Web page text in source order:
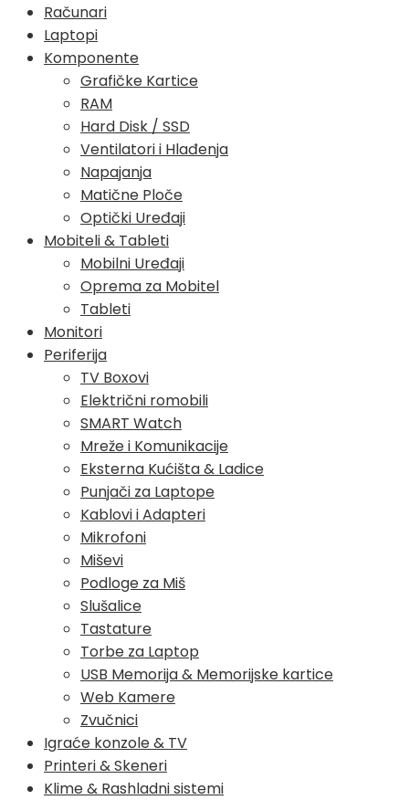
Računari
Laptopi
Komponente
Grafičke Kartice
RAM
Hard Disk / SSD
Ventilatori i Hlađenja
Napajanja
Matične Ploče
Optički Uređaji
Mobiteli & Tableti
Mobilni Uređaji
Oprema za Mobitel
Tableti
Monitori
Periferija
TV Boxovi
Električni romobili
SMART Watch
Mreže i Komunikacije
Eksterna Kućišta & Ladice
Punjači za Laptope
Kablovi i Adapteri
Mikrofoni
Miševi
Podloge za Miš
Slušalice
Tastature
Torbe za Laptop
USB Memorija & Memorijske kartice
Web Kamere
Zvučnici
Igraće konzole & TV
Printeri & Skeneri
Klime & Rashladni sistemi